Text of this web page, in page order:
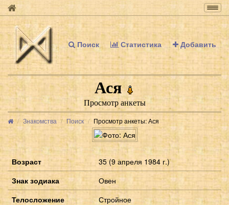
Поиск Статистика Добавить
Ася
Просмотр анкеты
Знакомства Поиск Просмотр анкеты: Ася
Возраст
35 (9 апреля 1984 г.)
Знак зодиака
Овен
Телосложение
Стройное